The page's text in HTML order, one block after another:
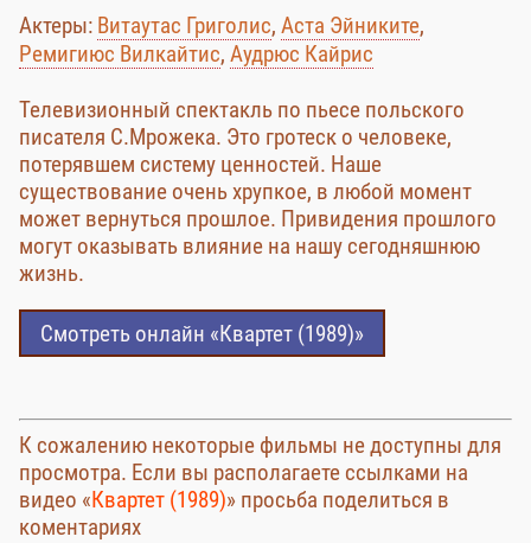
Актеры: Витаутас Григолис, Аста Эйниките,
Ремигиюс Вилкайтис, Аудрюс Кайрис
Телевизионный спектакль по пьесе польского
писателя С.Мрожека. Это гротеск о человеке,
потерявшем систему ценностей. Наше
существование очень хрупкое, в любой момент
может вернуться прошлое. Привидения прошлого
могут оказывать влияние на нашу сегодняшнюю
жизнь.
Смотреть онлайн «Квартет (1989)»
К сожалению некоторые фильмы не доступны для
просмотра. Если вы располагаете ссылками на
видео «Квартет (1989)» просьба поделиться в
коментариях